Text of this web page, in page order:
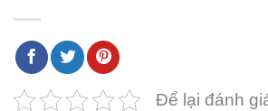
Để lại đánh